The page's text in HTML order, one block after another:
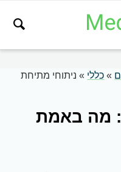
» כללי » ניתוחי מתיחת
מה באמת